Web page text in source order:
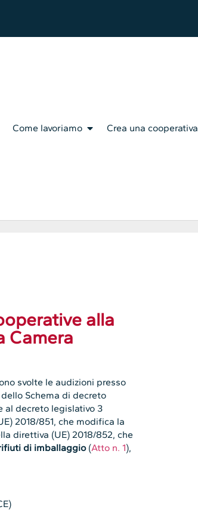
Come lavoriamo Crea una cooperativa
alla
Camera
svolte le audizioni presso
Schema di decreto
al decreto legislativo 3
2018/851, che modifica la
direttiva (UE) 2018/852, che
di imballaggio(Atto n. 1),